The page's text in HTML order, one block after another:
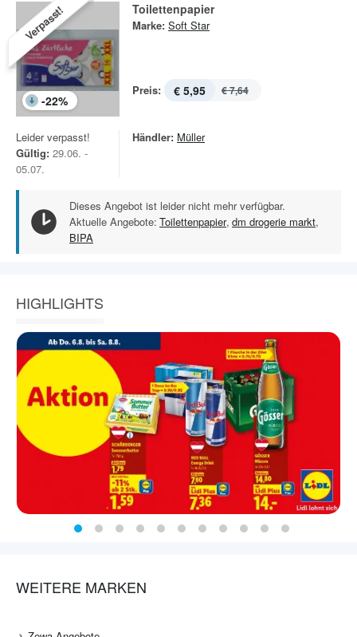
Verpasst!
-22%
Toilettenpapier
Marke: Soft Star
Preis: € 5,95 € 7,64
Leider verpasst!
Gültig: 29.06. -
05.07.
Händler: Müller
Dieses Angebot ist leider nicht mehr verfügbar.
Aktuelle Angebote: Toilettenpapier, dm drogerie markt,
BIPA
HIGHLIGHTS
WEITERE MARKEN